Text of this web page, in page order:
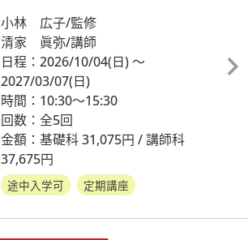
小林 広子/監修
清家 眞弥/講師
日程：2026/10/04(日)～
2027/03/07(日)
時間：10:30～15:30
回数：全5回
金額：基礎科 31,075円 / 講師科
37,675円
途中入学可 定期講座